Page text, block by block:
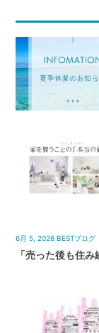
6月 5, 2026 BESTブログ
「売った後も住